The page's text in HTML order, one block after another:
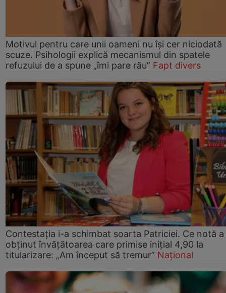
Motivul pentru care unii oameni nu își cer niciodată
scuze. Psihologii explică mecanismul din spatele
refuzului de a spune „îmi pare rău” Fapt divers
Contestația i-a schimbat soarta Patriciei. Ce notă a
obținut învățătoarea care primise inițial 4,90 la
titularizare: „Am început să tremur” Național